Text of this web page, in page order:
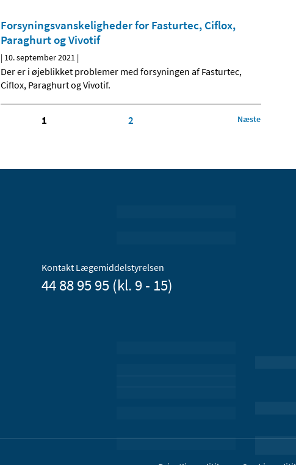
Forsyningsvanskeligheder for Fasturtec, Ciflox,
Paraghurt og Vivotif
| 10. september 2021 |
Der er i øjeblikket problemer med forsyningen af Fasturtec,
Ciflox, Paraghurt og Vivotif.
1 2 Næste
Kontakt Lægemiddelstyrelsen
44 88 95 95 (kl. 9 - 15)